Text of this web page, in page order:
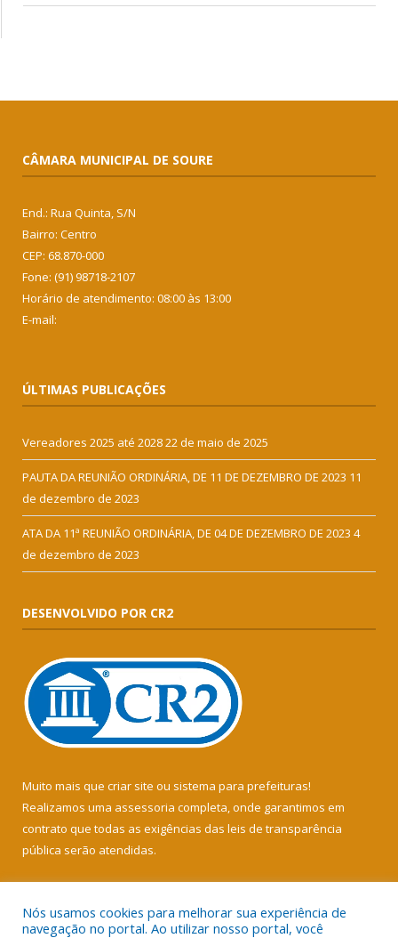
CÂMARA MUNICIPAL DE SOURE
End.: Rua Quinta, S/N
Bairro: Centro
CEP: 68.870-000
Fone: (91) 98718-2107
Horário de atendimento: 08:00 às 13:00
E-mail:
ÚLTIMAS PUBLICAÇÕES
Vereadores 2025 até 202822 de maio de 2025
PAUTA DA REUNIÃO ORDINÁRIA, DE 11 DE DEZEMBRO DE 2023 11
de dezembro de 2023
ATA DA 11ª REUNIÃO ORDINÁRIA, DE 04 DE DEZEMBRO DE 2023 4
de dezembro de 2023
DESENVOLVIDO POR CR2
Muito mais que criar site ou sistema para prefeituras!
Realizamos uma assessoria completa, onde garantimos em
contrato que todas as exigências das leis de transparência
pública serão atendidas.
Nós usamos cookies para melhorar sua experiência de
navegação no portal. Ao utilizar nosso portal, você